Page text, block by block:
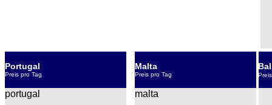
Portugal
Preis pro Tag
portugal
Malta
Preis pro Tag
malta